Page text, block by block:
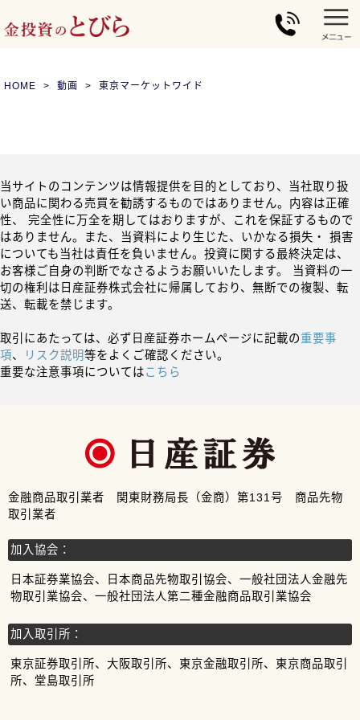
HOME 動画 東京マーケットワイド
当サイトのコンテンツは情報提供を目的としており、当社取り扱
い商品に関わる売買を勧誘するものではありません。内容は正確
性、 完全性に万全を期してはおりますが、これを保証するもので
はありません。また、当資料により生じた、いかなる損失・ 損害
についても当社は責任を負いません。投資に関する最終決定は、
お客様ご自身の判断でなさるようお願いいたします。 当資料の一
切の権利は日産証券株式会社に帰属しており、無断での複製、転
送、転載を禁じます。
取引にあたっては、必ず日産証券ホームページに記載の重要事
項、 リスク説明等をよくご確認ください。
重要な注意事項についてはこちら
金融商品取引業者 関東財務局長（金商）第131号 商品先物
取引業者
加入協会：
日本証券業協会、日本商品先物取引協会、一般社団法人金融先
物取引業協会、一般社団法人第二種金融商品取引業協会
加入取引所：
東京証券取引所、大阪取引所、東京金融取引所、東京商品取引
所、堂島取引所